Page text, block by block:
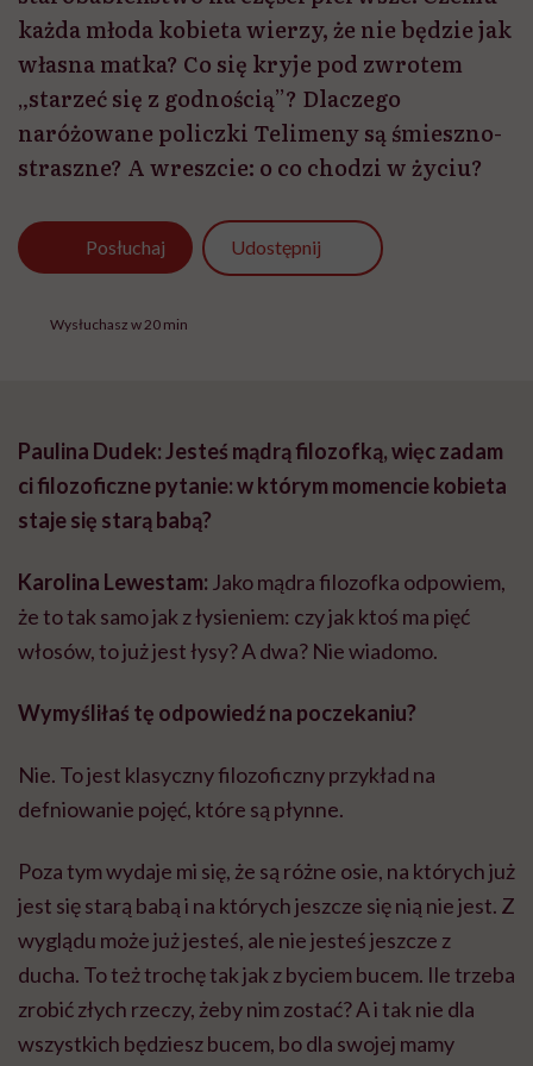
każda młoda kobieta wierzy, że nie będzie jak
własna matka? Co się kryje pod zwrotem
„starzeć się z godnością”? Dlaczego
naróżowane policzki Telimeny są śmieszno-
straszne? A wreszcie: o co chodzi w życiu?
Posłuchaj Udostępnij
Wysłuchasz w 20 min
Paulina Dudek: Jesteś mądrą filozofką, więc zadam
ci filozoficzne pytanie: w którym momencie kobieta
staje się starą babą?
Karolina Lewestam: Jako mądra filozofka odpowiem,
że to tak samo jak z łysieniem: czy jak ktoś ma pięć
włosów, to już jest łysy? A dwa? Nie wiadomo.
Wymyśliłaś tę odpowiedź na poczekaniu?
Nie. To jest klasyczny filozoficzny przykład na
defniowanie pojęć, które są płynne.
Poza tym wydaje mi się, że są różne osie, na których już
jest się starą babą i na których jeszcze się nią nie jest. Z
wyglądu może już jesteś, ale nie jesteś jeszcze z
ducha. To też trochę tak jak z byciem bucem. Ile trzeba
zrobić złych rzeczy, żeby nim zostać? A i tak nie dla
wszystkich będziesz bucem, bo dla swojej mamy